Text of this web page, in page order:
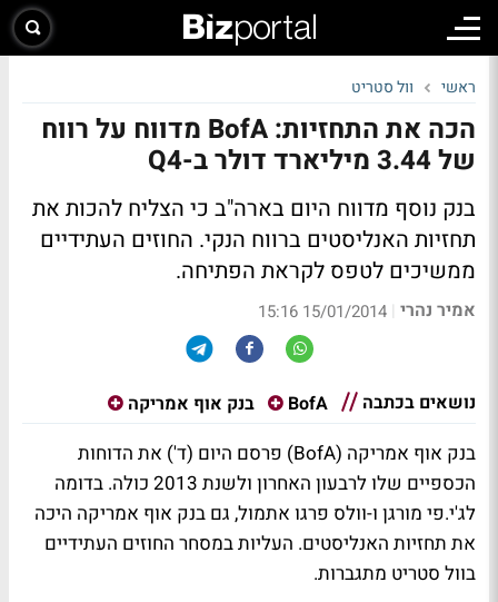
ראשי וול סטריט
הכה את התחזיות: BofA מדווח על רווח
של 3.44 מיליארד דולר ב-Q4
בנק נוסף מדווח היום בארה"ב כי הצליח להכות את
תחזיות האנליסטים ברווח הנקי. החוזים העתידיים
ממשיכים לטפס לקראת הפתיחה.
אמיר נהרי |
15/01/2014 15:16
נושאים בכתבה BofA בנק אוף אמריקה
בנק אוף אמריקה (BofA) פרסם היום (ד') את הדוחות
הכספיים שלו לרבעון האחרון ולשנת 2013 כולה. בדומה
לג'י.פי מורגן ו-וולס פרגו אתמול, גם בנק אוף אמריקה היכה
את תחזיות האנליסטים. העליות במסחר החוזים העתידיים
בוול סטריט מתגברות.